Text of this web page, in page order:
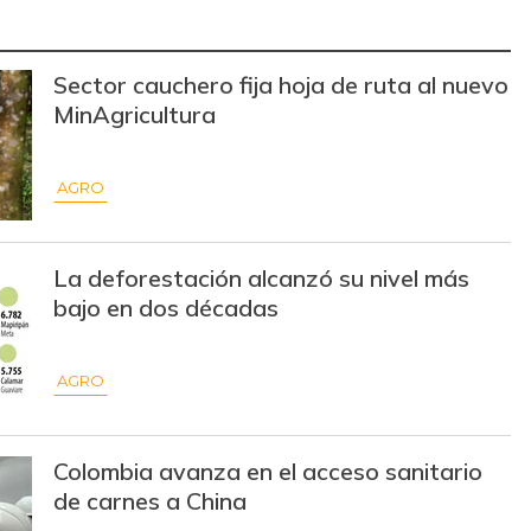
$ 3.251,67 -$ 45,00 -1,37%
$ 3.610,00
$ 1.572,00
$ 3.685,86 -$ 76,86 -2,04%
$ 3.974,29 -$ 20,43
Sector cauchero fija hoja de ruta al nuevo
MinAgricultura
AGRO
La deforestación alcanzó su nivel más
bajo en dos décadas
AGRO
Colombia avanza en el acceso sanitario
de carnes a China